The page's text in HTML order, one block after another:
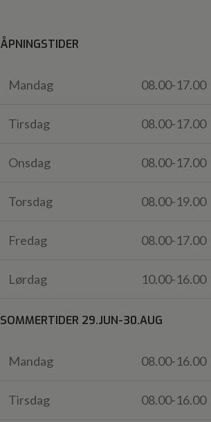
ÅPNINGSTIDER
Mandag 08.00-17.00
Tirsdag 08.00-17.00
Onsdag 08.00-17.00
Torsdag 08.00-19.00
Fredag 08.00-17.00
Lørdag 10.00-16.00
SOMMERTIDER 29.JUN-30.AUG
Mandag 08.00-16.00
Tirsdag 08.00-16.00